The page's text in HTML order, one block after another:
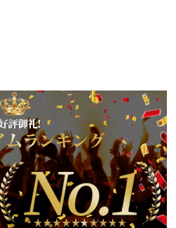
いうえに、フレアがたっぷり
いいスカートでオススメで